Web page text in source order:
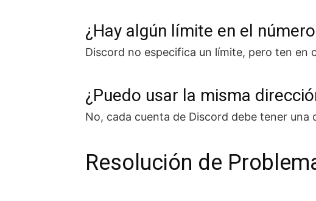
¿Hay algún límite en el
Discord no especifica un límite, pero ten en
¿Puedo usar la misma
No, cada cuenta de Discord debe tener
Resolución de